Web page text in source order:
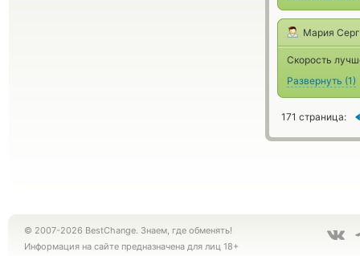
Мария
Скорость
Развернуть (1)
171 страница:
© 2007-2026 BestChange. Знаем, где обменять!
Информация на сайте предназначена для лиц 18+